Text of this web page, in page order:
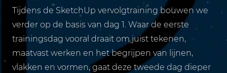
Tijdens de SketchUp vervolgtraining bouwen we
verder op de basis van dag 1. Waar de eerste
trainingsdag vooral draait om juist tekenen,
maatvast werken en het begrijpen van lijnen,
vlakken en vormen, gaat deze tweede dag dieper